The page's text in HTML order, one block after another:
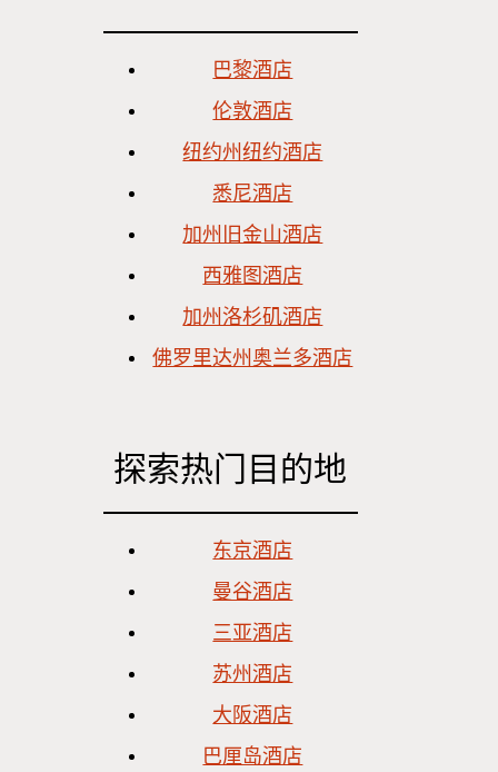
巴黎酒店
伦敦酒店
纽约州纽约酒店
悉尼酒店
加州旧金山酒店
西雅图酒店
加州洛杉矶酒店
佛罗里达州奥兰多酒店
探索热门目的地
东京酒店
曼谷酒店
三亚酒店
苏州酒店
大阪酒店
巴厘岛酒店